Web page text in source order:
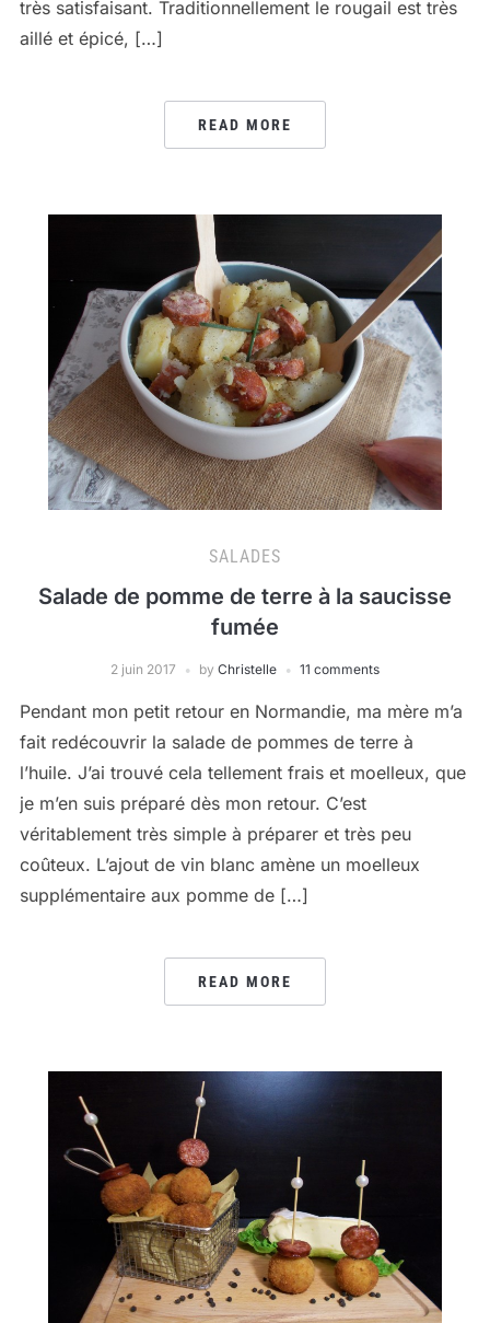
très satisfaisant. Traditionnellement le rougail est très
aillé et épicé, […]
READ MORE
SALADES
Salade de pomme de terre à la saucisse
fumée
2 juin 2017 by Christelle 11 comments
Pendant mon petit retour en Normandie, ma mère m’a
fait redécouvrir la salade de pommes de terre à
l’huile. J’ai trouvé cela tellement frais et moelleux, que
je m’en suis préparé dès mon retour. C’est
véritablement très simple à préparer et très peu
coûteux. L’ajout de vin blanc amène un moelleux
supplémentaire aux pomme de […]
READ MORE